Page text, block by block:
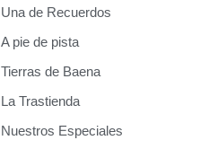
Una de Recuerdos
A pie de pista
Tierras de Baena
La Trastienda
Nuestros Especiales